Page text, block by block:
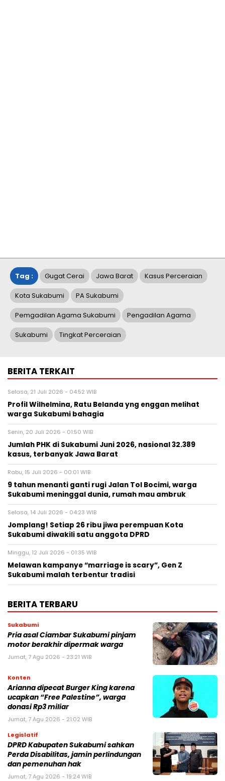
Tag : Gugat Cerai Jawa Barat Kasus Perceraian
Kota Sukabumi PA Sukabumi
Pemgadilan Agama Sukabumi Pengadilan Agama
Sukabumi Tingkat Perceraian
BERITA TERKAIT
Selasa, 21 Juli 2026 - 04:52 WIB
Profil Wilhelmina, Ratu Belanda yng enggan melihat
warga Sukabumi bahagia
Senin, 20 Juli 2026 - 01:50 WIB
Jumlah PHK di Sukabumi Juni 2026, nasional 32.389
kasus, terbanyak Jawa Barat
Rabu, 15 Juli 2026 - 00:01 WIB
9 tahun menanti ganti rugi Jalan Tol Bocimi, warga
Sukabumi meninggal dunia, rumah mau ambruk
Selasa, 14 Juli 2026 - 04:23 WIB
Jomplang! Setiap 26 ribu jiwa perempuan Kota
Sukabumi diwakili satu anggota DPRD
Minggu, 12 Juli 2026 - 01:35 WIB
Melawan kampanye “marriage is scary”, Gen Z
Sukabumi malah terbentur tradisi
BERITA TERBARU
Sukabumi
Pria asal Ciambar Sukabumi pinjam
motor berakhir dipermak warga
Jumat, 7 Agu 2026 - 23:21 WIB
Konten
Arianna dipecat Burger King karena
ucapkan “Free Palestine”, warga
donasi Rp3 miliar
Jumat, 7 Agu 2026 - 21:02 WIB
Legislatif
DPRD Kabupaten Sukabumi sahkan
Perda Disabilitas, jamin perlindungan
dan pemenuhan hak
Jumat, 7 Agu 2026 - 19:24 WIB